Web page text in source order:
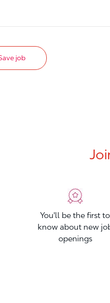
job
You'll be the first to
know about new
openings